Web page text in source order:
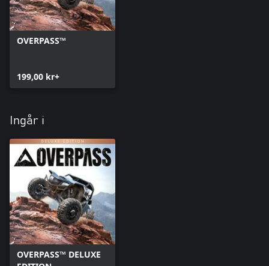
OVERPASS™
199,00 kr+
Ingår i
OVERPASS™ DELUXE